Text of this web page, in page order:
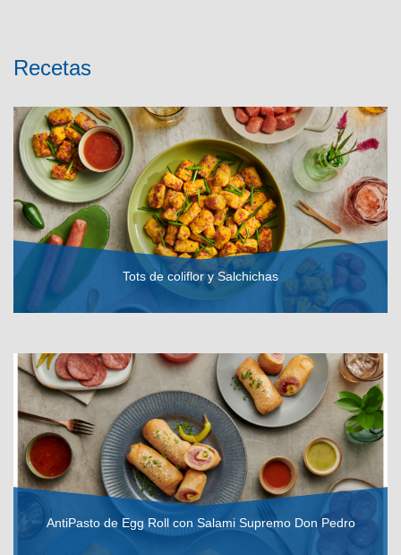
Recetas
Tots de coliflor y Salchichas
AntiPasto de Egg Roll con Salami Supremo Don Pedro